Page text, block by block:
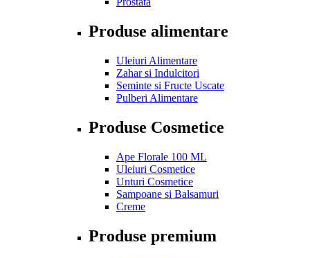
Produse alimentare
Uleiuri Alimentare
Zahar si Indulcitori
Seminte si Fructe Uscate
Pulberi Alimentare
Produse Cosmetice
Ape Florale 100 ML
Uleiuri Cosmetice
Unturi Cosmetice
Sampoane si Balsamuri
Creme
Produse premium